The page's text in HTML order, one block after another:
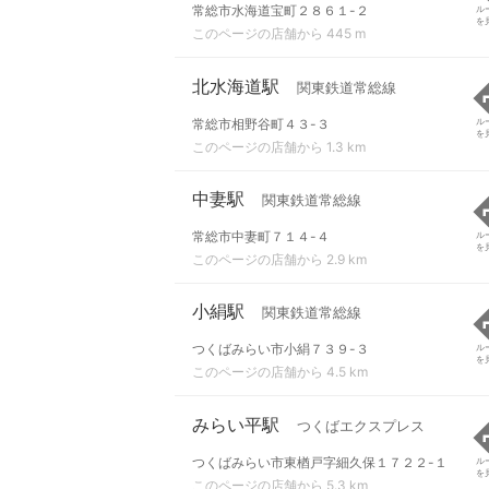
常総市水海道宝町２８６１-２
このページの店舗から 445 m
ル
を
北水海道駅 関東鉄道常総線
常総市相野谷町４３-３
このページの店舗から 1.3 km
ル
を
中妻駅 関東鉄道常総線
常総市中妻町７１４-４
このページの店舗から 2.9 km
ル
を
小絹駅 関東鉄道常総線
つくばみらい市小絹７３９-３
このページの店舗から 4.5 km
ル
を
みらい平駅 つくばエクスプレス
つくばみらい市東楢戸字細久保１７２２-１
このページの店舗から 5.3 km
ル
を